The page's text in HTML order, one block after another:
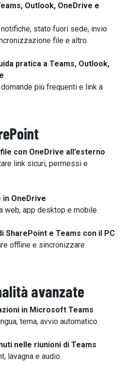
Outlook, OneDrive e
stato fuori sede, invio
file e altro.
pratica a Teams, Outlook,
più frequenti e link a
con OneDrive all’esterno
link sicuri, permessi e
OneDrive
web, app desktop e mobile.
SharePoint e Teams con il PC
offline e sincronizzare
avanzate
in Microsoft Teams
tema, avvio automatico.
nelle riunioni di Teams
lavagna e audio.